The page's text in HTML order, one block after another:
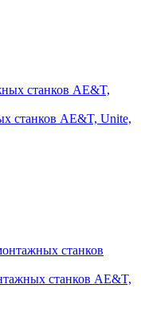
станков AE&T, Unite,
станков AE&T,